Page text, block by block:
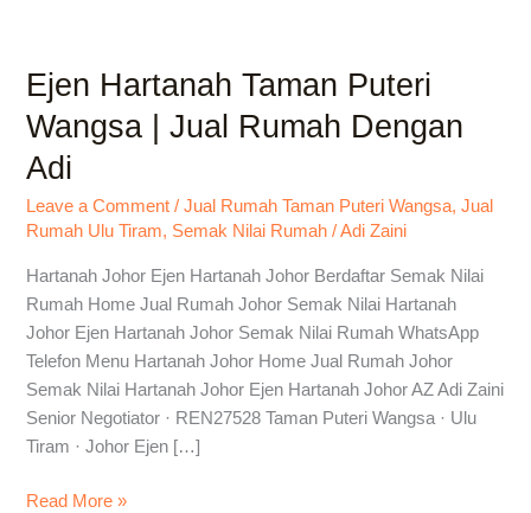
Ejen Hartanah Taman Puteri
Wangsa | Jual Rumah Dengan
Adi
Leave a Comment /Jual Rumah Taman Puteri Wangsa,Jual
Rumah Ulu Tiram, Semak Nilai Rumah /Adi Zaini
Hartanah Johor Ejen Hartanah Johor Berdaftar Semak Nilai
Rumah Home Jual Rumah Johor Semak Nilai Hartanah
Johor Ejen Hartanah Johor Semak Nilai Rumah WhatsApp
Telefon Menu Hartanah Johor Home Jual Rumah Johor
Semak Nilai Hartanah Johor Ejen Hartanah Johor AZ Adi Zaini
Senior Negotiator · REN27528 Taman Puteri Wangsa · Ulu
Tiram · Johor Ejen […]
Ejen
Hartanah
Taman
Puteri
Rumah
Dengan
Adi
Read More »